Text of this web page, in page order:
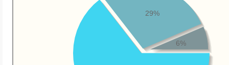
29%
6%